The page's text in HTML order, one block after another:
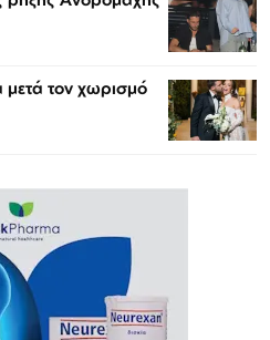
τον χωρισμό